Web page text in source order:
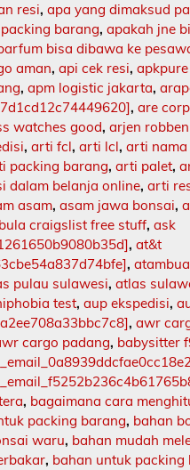
resi, apa yang dimaksud
barang, apakah jne
bisa dibawa ke
aman, api cek resi,
, apm logistic jakarta,
, are
watches good, arjen
, arti fcl, arti lcl, arti nama
packing barang, arti palet,
dalam belanja online, arti
asam, asam jawa bonsai,
craigslist free stuff, ask
, at&t
,
pulau sulawesi, atlas
test, aup ekspedisi,
, awr
cargo padang, babysitter
, bagaimana cara
packing barang, bahan
waru, bahan mudah
, bahan untuk packing